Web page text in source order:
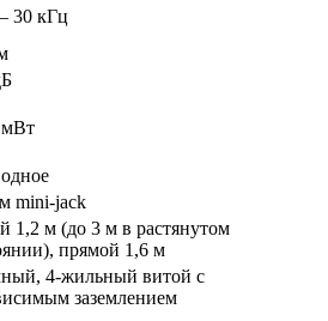
30 кГц
мВт
mini-jack
1,2 м (до 3 м в растянутом
прямой 1,6 м
4-жильный витой с
заземлением